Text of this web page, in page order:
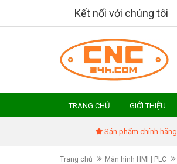
Kết nối với chúng tôi
TRANG CHỦ GIỚI THIỆU
Sản phẩm chính hãng
Trang chủ Màn hình HMI | PLC